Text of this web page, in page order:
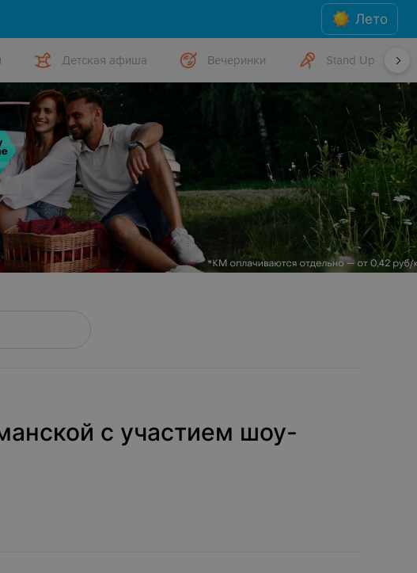
Лето
Детская афиша Вечеринки Stand Up
с участием шоу-